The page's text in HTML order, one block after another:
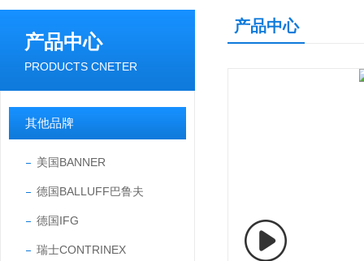
产品中心
PRODUCTS CNETER
其他品牌
美国BANNER
德国BALLUFF巴鲁夫
德国IFG
瑞士CONTRINEX
产品中心